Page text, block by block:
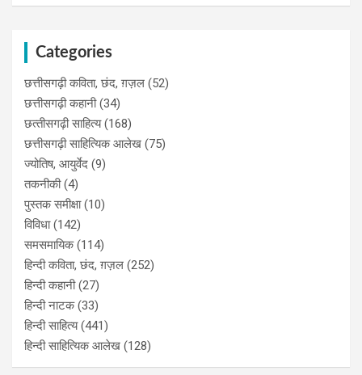
Categories
छत्तीसगढ़ी कविता, छंद, ग़ज़ल (52)
छत्तीसगढ़ी कहानी(34)
छत्‍तीसगढ़ी साहित्‍य(168)
छत्तीसगढ़ी साहित्यिक आलेख (75)
ज्योतिष, आयुर्वेद (9)
तकनीकी(4)
पुस्‍तक समीक्षा(10)
विविधा(142)
समसमायिक(114)
हिन्दी कविता, छंद, ग़ज़ल (252)
हिन्दी कहानी(27)
हिन्‍दी नाटक(33)
हिन्दी साहित्य(441)
हिन्दी साहित्यिक आलेख (128)